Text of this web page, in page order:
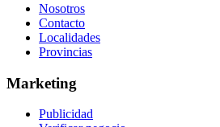
Nosotros
Contacto
Localidades
Provincias
Marketing
Publicidad